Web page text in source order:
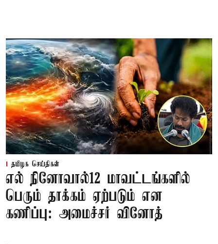
தமிழக செய்திகள்
எல் நினோவால்12 மாவட்டங்களில்
பெரும் தாக்கம் ஏற்படும் என
கணிப்பு: அமைச்சர் வினோத்